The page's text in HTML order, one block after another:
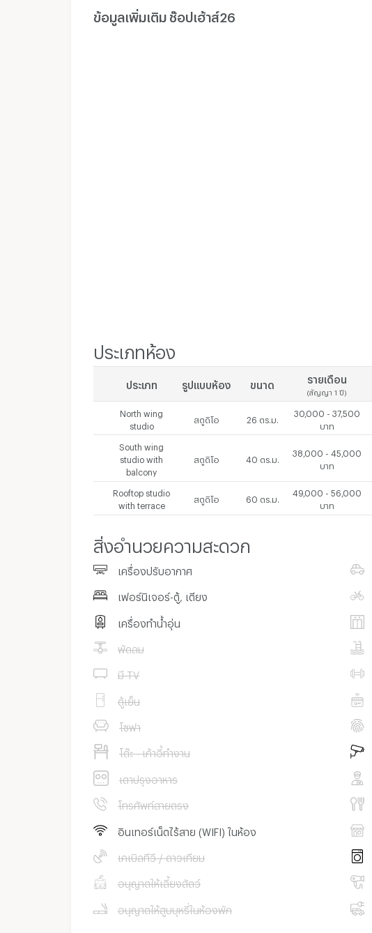
ข้อมูลเพิ่มเติม ช๊อปเฮ้าส์26
ประเภทห้อง
ประเภท รูปแบบห้อง ขนาด
รายเดือน
(สัญญา 1 ปี)
North wing
studio
สตูดิโอ 26 ตร.ม.
30,000 - 37,500
บาท
South wing
studio with
balcony
สตูดิโอ 40 ตร.ม.
38,000 - 45,000
บาท
Rooftop studio
with terrace
สตูดิโอ 60 ตร.ม.
49,000 - 56,000
บาท
สิ่งอำนวยความสะดวก
เครื่องปรับอากาศ
เฟอร์นิเจอร์-ตู้, เตียง
เครื่องทำน้ำอุ่น
พัดลม
มี TV
ตู้เย็น
โซฟา
โต๊ะ - เก้าอี้ทำงาน
เตาปรุงอาหาร
โทรศัพท์สายตรง
อินเทอร์เน็ตไร้สาย (WIFI) ในห้อง
เคเบิลทีวี / ดาวเทียม
อนุญาตให้เลี้ยงสัตว์
อนุญาตให้สูบบุหรี่ในห้องพัก